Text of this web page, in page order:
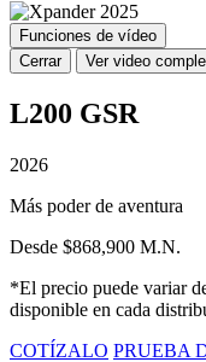
Funciones de vídeo
Cerrar
Ver video
L200 GSR
2026
Más poder de aventura
Desde $868,900 M.N.
*El precio puede variar
disponible en cada
COTÍZALO PRUEBA